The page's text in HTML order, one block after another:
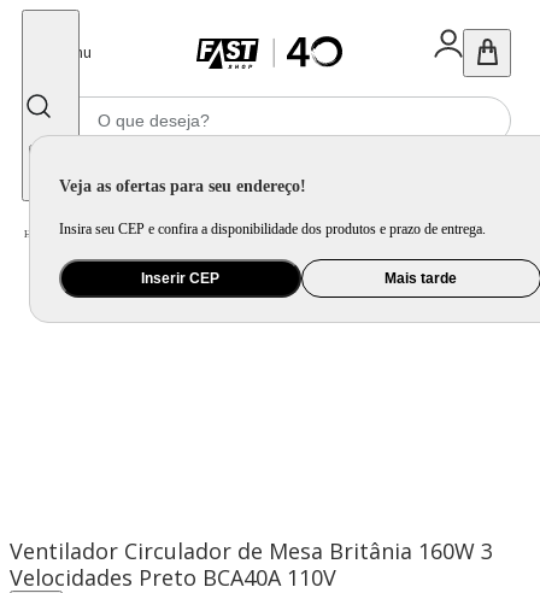
Menu
Veja as ofertas para seu endereço!
Insira seu CEP e confira a disponibilidade dos produtos e prazo de entrega.
Inserir CEP Mais tarde
Home Ar e Ventilação / Ventilador
Ventilador Circulador de Mesa Britânia 160W 3
Velocidades Preto BCA40A 110V